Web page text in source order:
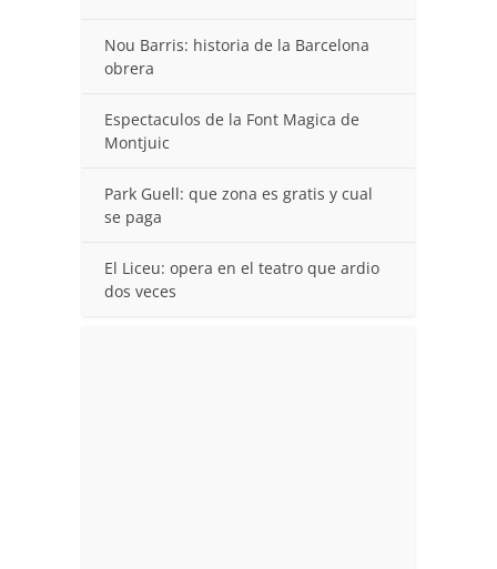
Nou Barris: historia de la Barcelona
obrera
Espectaculos de la Font Magica de
Montjuic
Park Guell: que zona es gratis y cual
se paga
El Liceu: opera en el teatro que ardio
dos veces